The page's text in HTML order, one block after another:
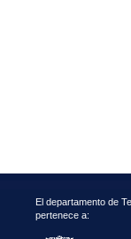
El departamento de
pertenece a: